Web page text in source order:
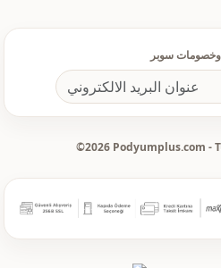
©2026 Podyumplus.com -